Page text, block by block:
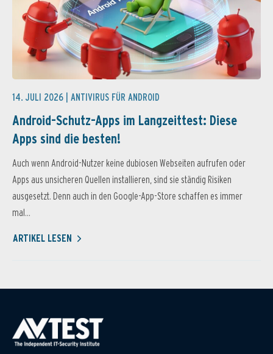
14. JULI 2026 | ANTIVIRUS FÜR ANDROID
Android-Schutz-Apps im Langzeittest: Diese
Apps sind die besten!
Auch wenn Android-Nutzer keine dubiosen Webseiten aufrufen oder
Apps aus unsicheren Quellen installieren, sind sie ständig Risiken
ausgesetzt. Denn auch in den Google-App-Store schaffen es immer
mal...
ARTIKEL LESEN